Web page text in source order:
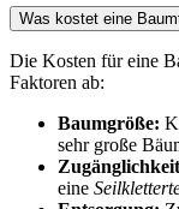
Was kostet eine
Die Kosten für eine
Faktoren ab:
Baumgröße:
sehr große
eine